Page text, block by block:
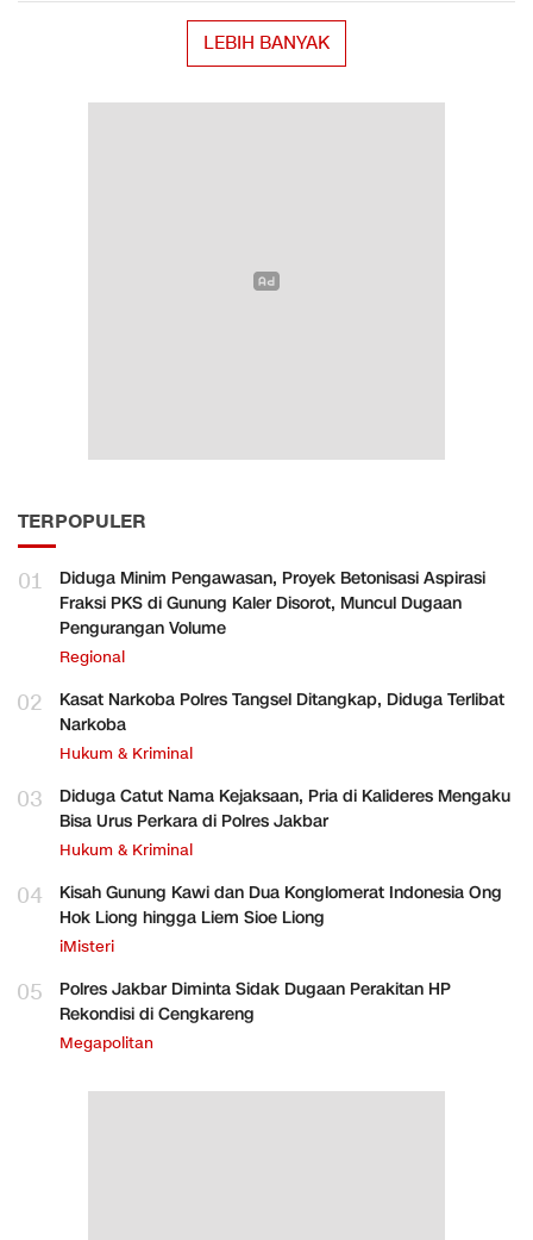
LEBIH BANYAK
TERPOPULER
01
Diduga Minim Pengawasan, Proyek Betonisasi Aspirasi
Fraksi PKS di Gunung Kaler Disorot, Muncul Dugaan
Pengurangan Volume
Regional
02
Kasat Narkoba Polres Tangsel Ditangkap, Diduga Terlibat
Narkoba
Hukum & Kriminal
03
Diduga Catut Nama Kejaksaan, Pria di Kalideres Mengaku
Bisa Urus Perkara di Polres Jakbar
Hukum & Kriminal
04
Kisah Gunung Kawi dan Dua Konglomerat Indonesia Ong
Hok Liong hingga Liem Sioe Liong
iMisteri
05
Polres Jakbar Diminta Sidak Dugaan Perakitan HP
Rekondisi di Cengkareng
Megapolitan